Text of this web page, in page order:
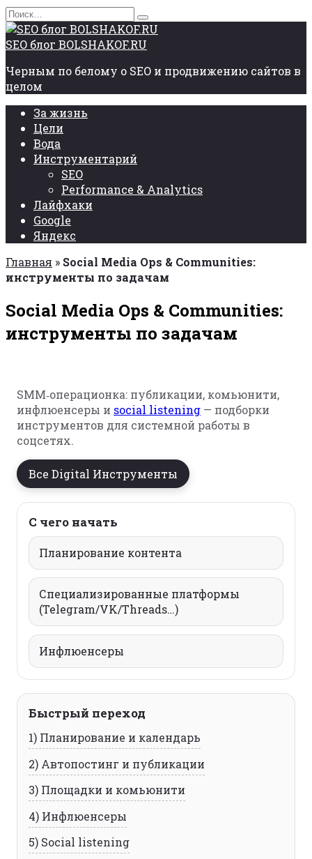
Перейти
к
содержанию
Search
for:
SEO блог BOLSHAKOF.RU
Черным по белому о SEO и продвижению сайтов в
целом
За жизнь
Цели
Вода
Инструментарий
SEO
Performance & Analytics
Лайфхаки
Google
Яндекс
Главная » Social Media Ops & Communities:
инструменты по задачам
Social Media Ops & Communities:
инструменты по задачам
SMM‑операционка: публикации, комьюнити,
инфлюенсеры и social listening — подборки
инструментов для системной работы в
соцсетях.
Все Digital Инструменты
С чего начать
Планирование контента
Специализированные платформы
(Telegram/VK/Threads…)
Инфлюенсеры
Быстрый переход
1) Планирование и календарь
2) Автопостинг и публикации
3) Площадки и комьюнити
4) Инфлюенсеры
5) Social listening